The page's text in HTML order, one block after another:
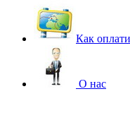
Как
О нас